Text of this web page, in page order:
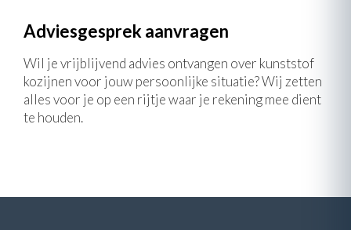
Adviesgesprek aanvragen
Wil je vrijblijvend advies ontvangen over kunststof
kozijnen voor jouw persoonlijke situatie? Wij zetten
alles voor je op een rijtje waar je rekening mee dient
te houden.